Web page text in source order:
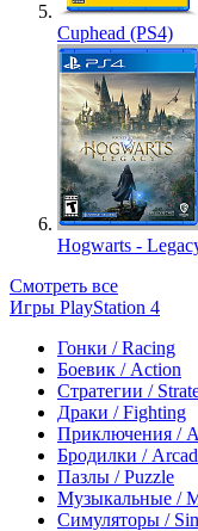
Cuphead (PS4)
Hogwarts -
Смотреть все
Игры PlayStation 4
Гонки / Racing
Боевик / Action
Стратегии /
Драки / Fighting
Приключения /
Бродилки /
Пазлы / Puzzle
Музыкальные /
Симуляторы /